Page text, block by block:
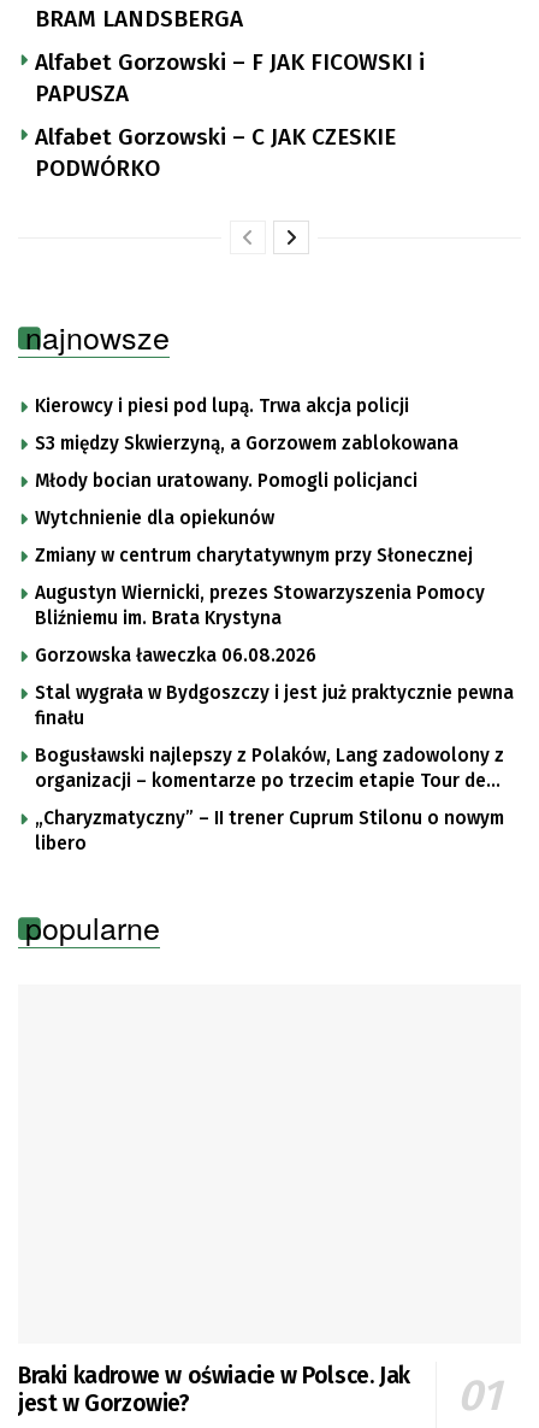
BRAM LANDSBERGA
Alfabet Gorzowski – F JAK FICOWSKI i
PAPUSZA
Alfabet Gorzowski – C JAK CZESKIE
PODWÓRKO
najnowsze
Kierowcy i piesi pod lupą. Trwa akcja policji
S3 między Skwierzyną, a Gorzowem zablokowana
Młody bocian uratowany. Pomogli policjanci
Wytchnienie dla opiekunów
Zmiany w centrum charytatywnym przy Słonecznej
Augustyn Wiernicki, prezes Stowarzyszenia Pomocy
Bliźniemu im. Brata Krystyna
Gorzowska ławeczka 06.08.2026
Stal wygrała w Bydgoszczy i jest już praktycznie pewna
finału
Bogusławski najlepszy z Polaków, Lang zadowolony z
organizacji – komentarze po trzecim etapie Tour de
Pologne
„Charyzmatyczny” – II trener Cuprum Stilonu o nowym
libero
popularne
Braki kadrowe w oświacie w Polsce. Jak
jest w Gorzowie?